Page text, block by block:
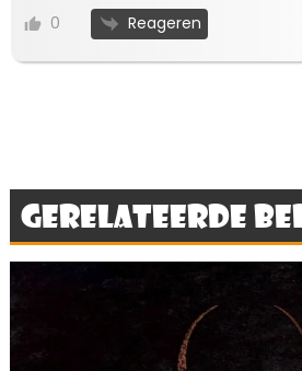
0 Reageren
Gerelateerde